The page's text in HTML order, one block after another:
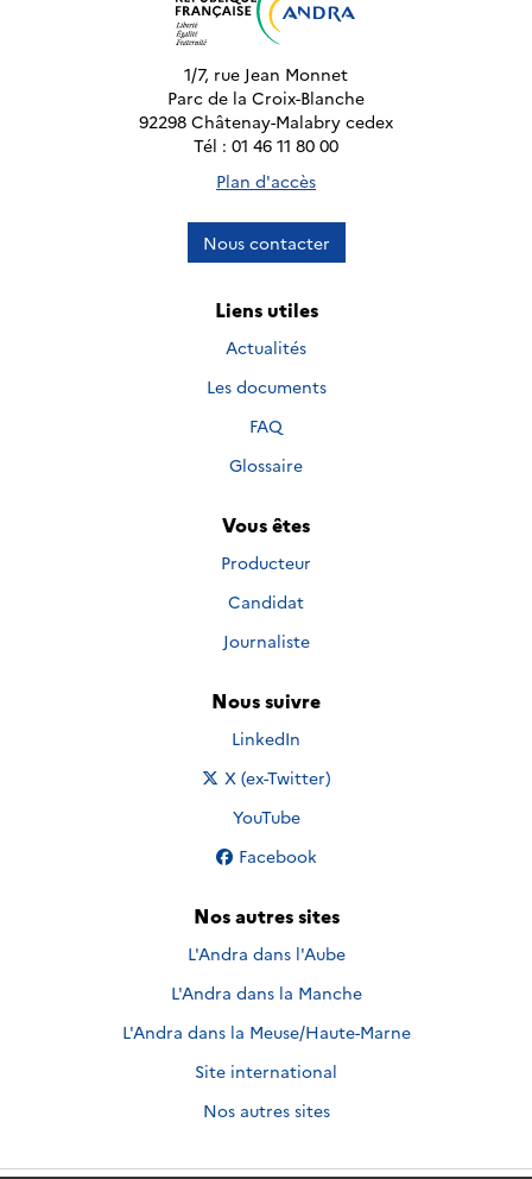
1/7, rue Jean Monnet
Parc de la Croix-Blanche
92298 Châtenay-Malabry cedex
Tél : 01 46 11 80 00
Plan d'accès
Nous contacter
Liens utiles
Actualités
Les documents
FAQ
Glossaire
Vous êtes
Producteur
Candidat
Journaliste
Nous suivre
Nous suivre sur
LinkedIn
Nous suivre sur
X (ex-Twitter)
Nous suivre sur
YouTube
Nous suivre sur
Facebook
Nos autres sites
L'Andra dans l'Aube
L'Andra dans la Manche
L'Andra dans la Meuse/Haute-Marne
Site international
Nos autres sites